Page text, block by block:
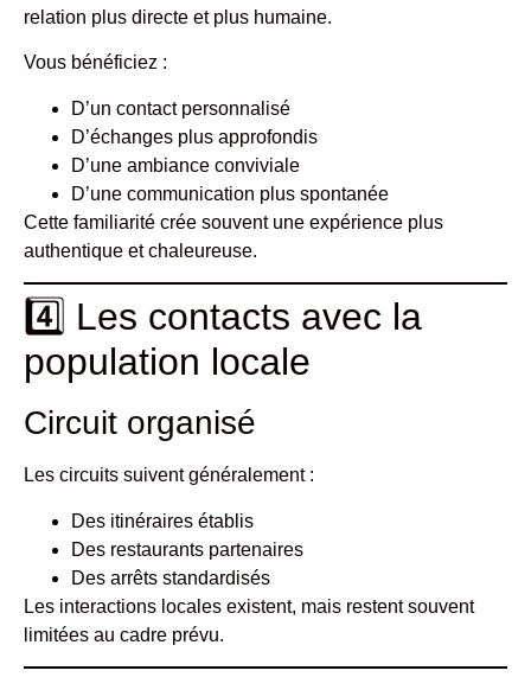
relation plus directe et plus humaine.
Vous bénéficiez :
D’un contact personnalisé
D’échanges plus approfondis
D’une ambiance conviviale
D’une communication plus spontanée
Cette familiarité crée souvent une expérience plus
authentique et chaleureuse.
4️⃣ Les contacts avec la
population locale
Circuit organisé
Les circuits suivent généralement :
Des itinéraires établis
Des restaurants partenaires
Des arrêts standardisés
Les interactions locales existent, mais restent souvent
limitées au cadre prévu.